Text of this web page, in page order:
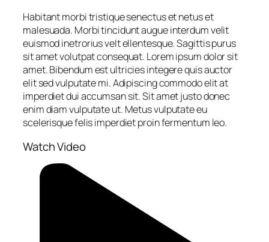
Habitant morbi tristique senectus et netus et
malesuada. Morbi tincidunt augue interdum velit
euismod inеtrorius velt ellentesque. Sagittis purus
sit amet volutpat consequat. Lorem ipsum dolor sit
amet. Bibendum est ultricies integere quis auctor
elit sed vulputate mi. Adipiscing commodo elit at
imperdiet dui accumsan sit. Sit amet justo donec
enim diam vulputate ut. Metus vulputate eu
scelerisque felis imperdiet proin fermentum leo.
Watch Video